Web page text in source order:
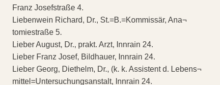
Franz Josefstraße 4.
Liebenwein Richard, Dr., St.=B.=Kommissär, Ana¬
tomiestraße 5.
Lieber August, Dr., prakt. Arzt, Innrain 24.
Lieber Franz Josef, Bildhauer, Innrain 24.
Lieber Georg, Diethelm, Dr., (k. k. Assistent d. Lebens¬
mittel=Untersuchungsanstalt, Innrain 24.